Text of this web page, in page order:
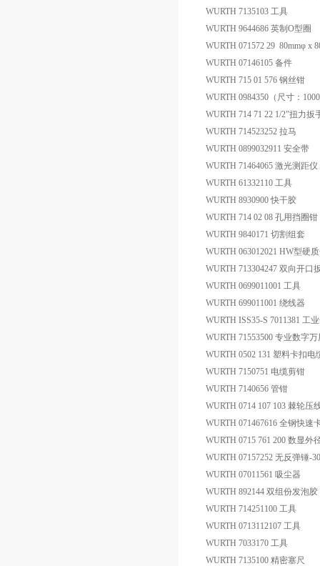
WURTH 7135103 工具
WURTH 9644686 英制O型圈
WURTH 071572 29 80mmφ x
WURTH 07146105 备件
WURTH 715 01 576 钢丝钳
WURTH 0984350（尺寸：
WURTH 714 71 22 1/2”扭力扳
WURTH 714523252 拉马
WURTH 0899032911 安全带
WURTH 71464065 激光测距仪
WURTH 61332110 工具
WURTH 8930900 快干胶
WURTH 714 02 08 孔用挡圈钳
WURTH 9840171 切割组套
WURTH 063012021 HW型硬
WURTH 713304247 双向开口
WURTH 0699011001 工具
WURTH 699011001 绕线器
WURTH ISS35-S 7011381 工
WURTH 71553500 专业数字
WURTH 0502 131 塑料卡扣电
WURTH 7150751 电缆剪钳
WURTH 7140656 管钳
WURTH 0714 107 103 棘轮压
WURTH 071467616 全钢快速
WURTH 0715 761 200 数显外
WURTH 07157252 无反弹锤-
WURTH 07011561 吸尘器
WURTH 892144 双组份发泡胶
WURTH 714251100 工具
WURTH 0713112107 工具
WURTH 7033170 工具
WURTH 7135100 精密塞尺